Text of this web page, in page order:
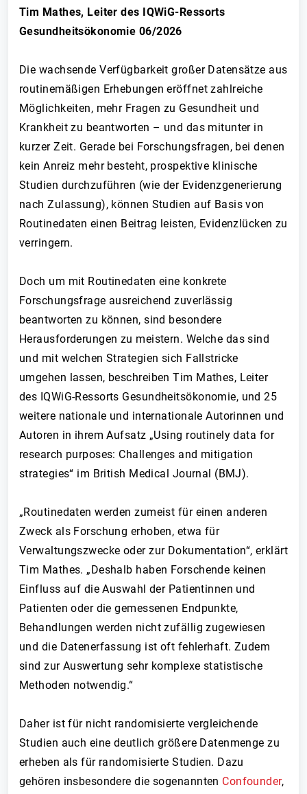
Tim Mathes, Leiter des IQWiG-Ressorts
Gesundheitsökonomie 06/2026
Die wachsende Verfügbarkeit großer Datensätze aus
routinemäßigen Erhebungen eröffnet zahlreiche
Möglichkeiten, mehr Fragen zu Gesundheit und
Krankheit zu beantworten – und das mitunter in
kurzer Zeit. Gerade bei Forschungsfragen, bei denen
kein Anreiz mehr besteht, prospektive klinische
Studien durchzuführen (wie der Evidenzgenerierung
nach Zulassung), können Studien auf Basis von
Routinedaten einen Beitrag leisten, Evidenzlücken zu
verringern.
Doch um mit Routinedaten eine konkrete
Forschungsfrage ausreichend zuverlässig
beantworten zu können, sind besondere
Herausforderungen zu meistern. Welche das sind
und mit welchen Strategien sich Fallstricke
umgehen lassen, beschreiben Tim Mathes, Leiter
des IQWiG-Ressorts Gesundheitsökonomie, und 25
weitere nationale und internationale Autorinnen und
Autoren in ihrem Aufsatz „Using routinely data for
research purposes: Challenges and mitigation
strategies“ im British Medical Journal (BMJ).
„Routinedaten werden zumeist für einen anderen
Zweck als Forschung erhoben, etwa für
Verwaltungszwecke oder zur Dokumentation“, erklärt
Tim Mathes. „Deshalb haben Forschende keinen
Einfluss auf die Auswahl der Patientinnen und
Patienten oder die gemessenen Endpunkte,
Behandlungen werden nicht zufällig zugewiesen
und die Datenerfassung ist oft fehlerhaft. Zudem
sind zur Auswertung sehr komplexe statistische
Methoden notwendig.“
Daher ist für nicht randomisierte vergleichende
Studien auch eine deutlich größere Datenmenge zu
erheben als für randomisierte Studien. Dazu
gehören insbesondere die sogenannten Confounder,